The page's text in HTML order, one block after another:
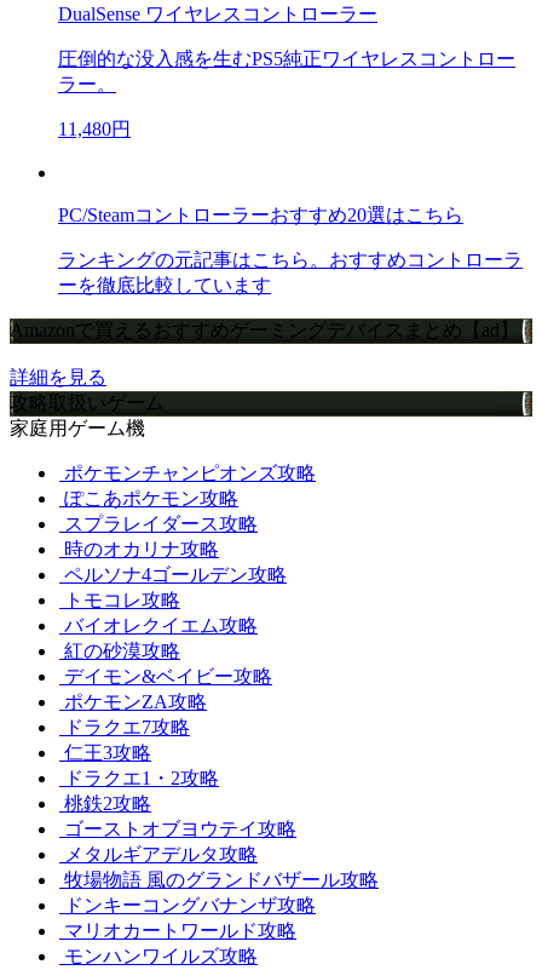
DualSense ワイヤレスコントローラー
圧倒的な没入感を生むPS5純正ワイヤレスコントロー
ラー。
11,480円
PC/Steamコントローラーおすすめ20選はこちら
ランキングの元記事はこちら。おすすめコントローラ
ーを徹底比較しています
Amazonで買えるおすすめゲーミングデバイスまとめ【ad】
詳細を見る
攻略取扱いゲーム
家庭用ゲーム機
ポケモンチャンピオンズ攻略
ぽこあポケモン攻略
スプラレイダース攻略
時のオカリナ攻略
ペルソナ4ゴールデン攻略
トモコレ攻略
バイオレクイエム攻略
紅の砂漠攻略
デイモン&ベイビー攻略
ポケモンZA攻略
ドラクエ7攻略
仁王3攻略
ドラクエ1・2攻略
桃鉄2攻略
ゴーストオブヨウテイ攻略
メタルギアデルタ攻略
牧場物語 風のグランドバザール攻略
ドンキーコングバナンザ攻略
マリオカートワールド攻略
モンハンワイルズ攻略